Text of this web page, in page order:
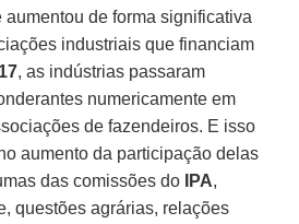
de forma significativa
industriais que financiam
, as indústrias passaram
numericamente em
de fazendeiros. E isso
aumento da participação delas
das comissões do
IPA,
questões agrárias, relações